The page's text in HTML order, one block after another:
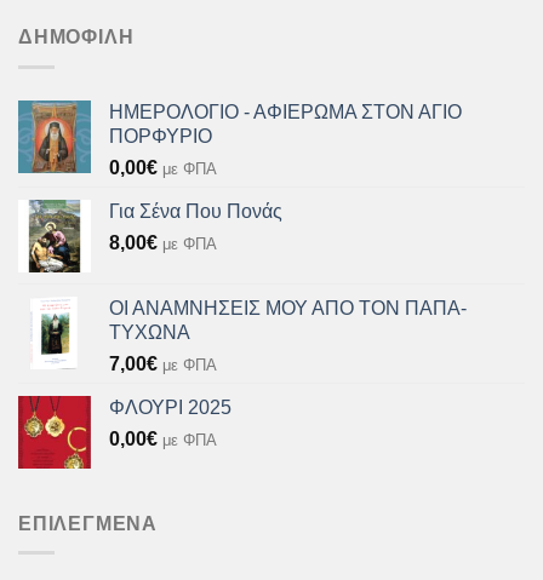
ΔΗΜΟΦΙΛΉ
ΗΜΕΡΟΛΟΓΙΟ - ΑΦΙΕΡΩΜΑ ΣΤΟΝ ΑΓΙΟ
ΠΟΡΦΥΡΙΟ
0,00€ με ΦΠΑ
Για Σένα Που Πονάς
8,00€ με ΦΠΑ
ΟΙ ΑΝΑΜΝΗΣΕΙΣ ΜΟΥ ΑΠΟ ΤΟΝ ΠΑΠΑ-
ΤΥΧΩΝΑ
7,00€ με ΦΠΑ
ΦΛΟΥΡΙ 2025
0,00€ με ΦΠΑ
ΕΠΙΛΕΓΜΈΝΑ